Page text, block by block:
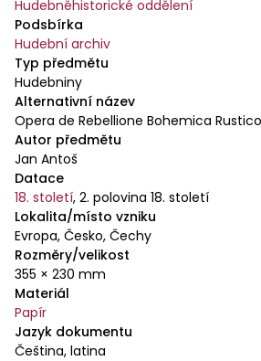
Hudebněhistorické oddělení
Podsbírka
Hudební archiv
Typ předmětu
Hudebniny
Alternativní název
Opera de Rebellione Bohemica
Autor předmětu
Jan Antoš
Datace
18. století, 2. polovina 18. století
Lokalita/místo vzniku
Evropa, Česko, Čechy
Rozměry/velikost
355 × 230 mm
Materiál
Papír
Jazyk dokumentu
Čeština, latina